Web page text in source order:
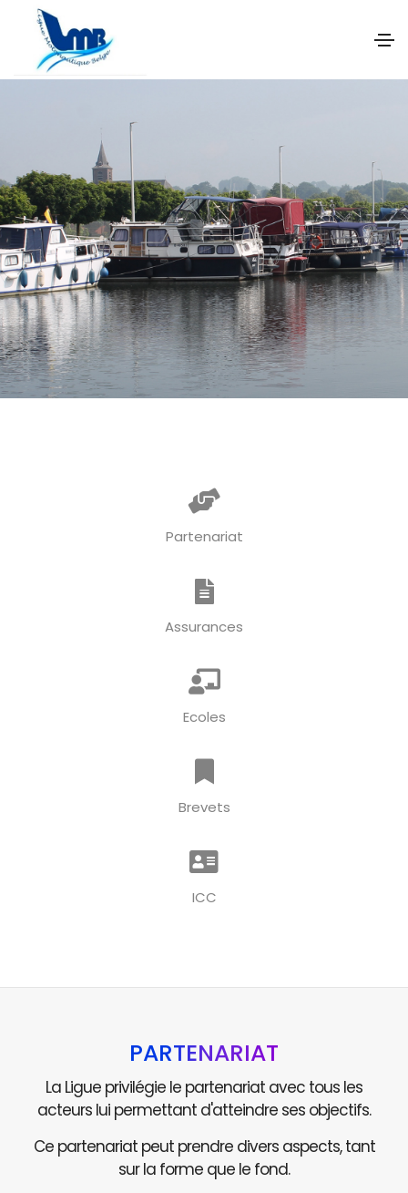
Partenariat
Assurances
Ecoles
Brevets
ICC
PARTENARIAT
La Ligue privilégie le partenariat avec tous les
acteurs lui permettant d'atteindre ses objectifs.
Ce partenariat peut prendre divers aspects, tant
sur la forme que le fond.